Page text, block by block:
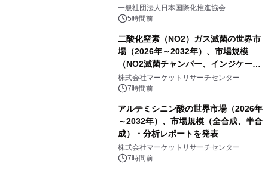
一般社団法人日本国際化推進協会
5時間前
二酸化窒素（NO2）ガス滅菌の世界市
場（2026年～2032年）、市場規模
（NO2滅菌チャンバー、インジケータ
ーおよびモニタリングシステム、その
他）・分析レポートを発表
株式会社マーケットリサーチセンター
7時間前
アルテミシニン酸の世界市場（2026年
～2032年）、市場規模（全合成、半合
成）・分析レポートを発表
株式会社マーケットリサーチセンター
7時間前